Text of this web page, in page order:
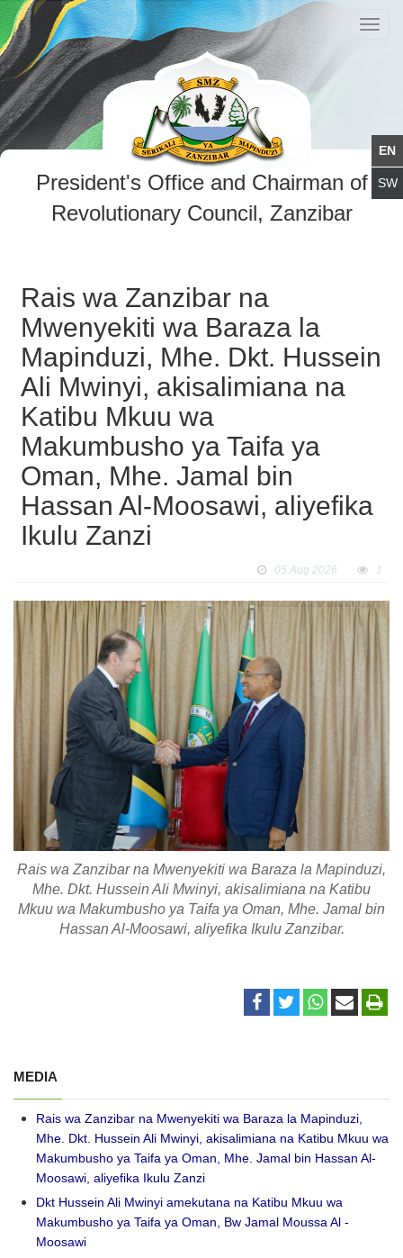
President's Office and Chairman of
Revolutionary Council, Zanzibar
Rais wa Zanzibar na
Mwenyekiti wa Baraza la
Mapinduzi, Mhe. Dkt. Hussein
Ali Mwinyi, akisalimiana na
Katibu Mkuu wa
Makumbusho ya Taifa ya
Oman, Mhe. Jamal bin
Hassan Al-Moosawi, aliyefika
Ikulu Zanzi
05 Aug 2026 1
Rais wa Zanzibar na Mwenyekiti wa Baraza la Mapinduzi,
Mhe. Dkt. Hussein Ali Mwinyi, akisalimiana na Katibu
Mkuu wa Makumbusho ya Taifa ya Oman, Mhe. Jamal bin
Hassan Al-Moosawi, aliyefika Ikulu Zanzibar.
MEDIA
Rais wa Zanzibar na Mwenyekiti wa Baraza la Mapinduzi,
Mhe. Dkt. Hussein Ali Mwinyi, akisalimiana na Katibu Mkuu wa
Makumbusho ya Taifa ya Oman, Mhe. Jamal bin Hassan Al-
Moosawi, aliyefika Ikulu Zanzi
Dkt Hussein Ali Mwinyi amekutana na Katibu Mkuu wa
Makumbusho ya Taifa ya Oman, Bw Jamal Moussa Al -
Moosawi